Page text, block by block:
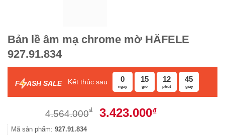
Bản lề âm mạ chrome mờ HÄFELE
927.91.834
F ASH SALE Kết thúc sau 0
ngày
15
giờ
12
phút
44
giây
4.564.000₫
Giá
3.423.000₫Giá
Mã sản phẩm: 927.91.834